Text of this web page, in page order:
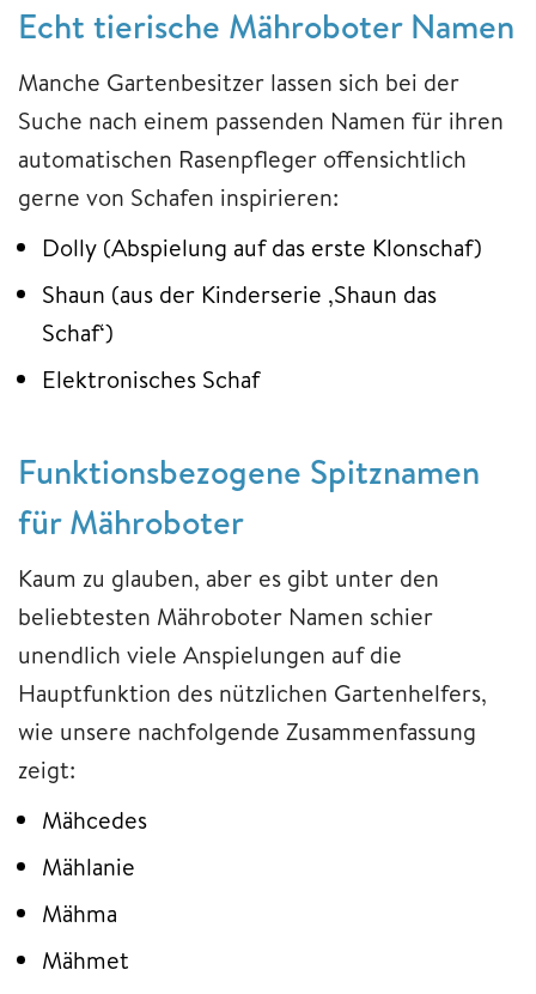
Echt tierische Mähroboter Namen
Manche Gartenbesitzer lassen sich bei der
Suche nach einem passenden Namen für ihren
automatischen Rasenpfleger offensichtlich
gerne von Schafen inspirieren:
Dolly (Abspielung auf das erste Klonschaf)
Shaun (aus der Kinderserie ‚Shaun das
Schaf‘)
Elektronisches Schaf
Funktionsbezogene Spitznamen
für Mähroboter
Kaum zu glauben, aber es gibt unter den
beliebtesten Mähroboter Namen schier
unendlich viele Anspielungen auf die
Hauptfunktion des nützlichen Gartenhelfers,
wie unsere nachfolgende Zusammenfassung
zeigt:
Mähcedes
Mählanie
Mähma
Mähmet